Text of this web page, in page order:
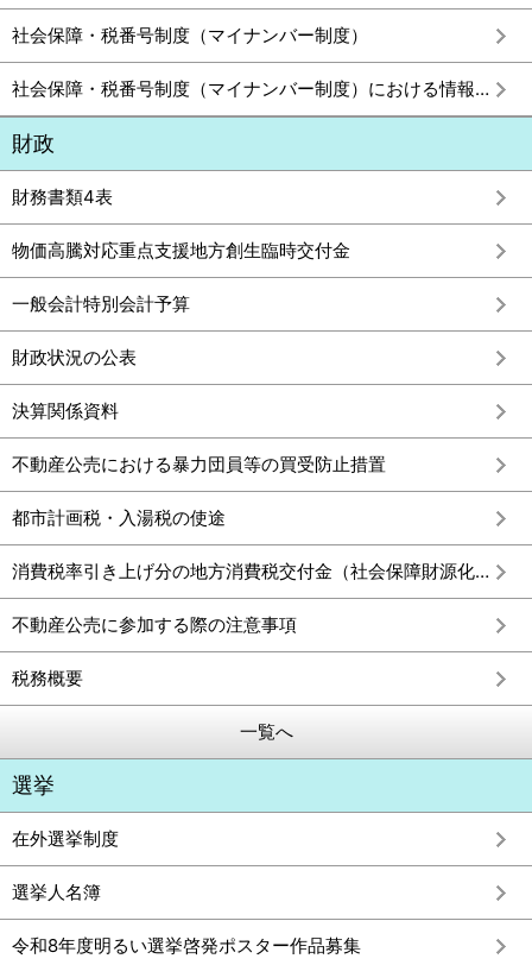
社会保障・税番号制度（マイナンバー制度）
社会保障・税番号制度（マイナンバー制度）における情報連携
財政
財務書類4表
物価高騰対応重点支援地方創生臨時交付金
一般会計特別会計予算
財政状況の公表
決算関係資料
不動産公売における暴力団員等の買受防止措置
都市計画税・入湯税の使途
消費税率引き上げ分の地方消費税交付金（社会保障財源化分）が充てられる社会保障4経費その他社会保障施策に要する経費
不動産公売に参加する際の注意事項
税務概要
一覧へ
選挙
在外選挙制度
選挙人名簿
令和8年度明るい選挙啓発ポスター作品募集